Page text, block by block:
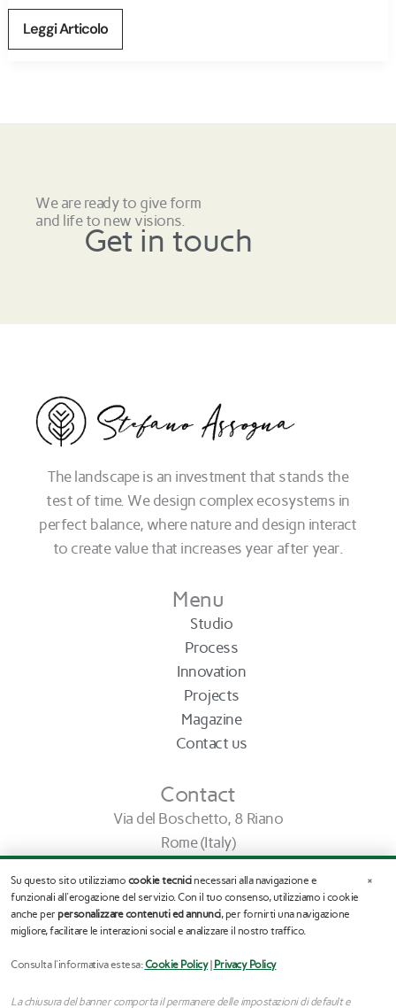
Leggi Articolo
We are ready to give form
and life to new visions.
Get in touch
The landscape is an investment that stands the
test of time. We design complex ecosystems in
perfect balance, where nature and design interact
to create value that increases year after year.
Menu
Studio
Process
Innovation
Projects
Magazine
Contact us
Contact
Via del Boschetto, 8 Riano
Rome (Italy)
Tel. (+39) 345.03.65.245
F
c
b
I
s
a
×
Su questo sito utilizziamo cookie tecnicinecessari alla navigazione e
funzionali all'erogazione del servizio. Con il tuo consenso, utilizziamo i cookie
anche per personalizzare contenuti ed annunci, per fornirti una navigazione
migliore, facilitare le interazioni social e analizzare il nostro traffico.
Consulta l'informativa estesa:Cookie Policy| Privacy Policy
La chiusura del banner comporta il permanere delle impostazioni di default e